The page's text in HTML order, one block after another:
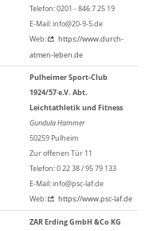
Telefon: 0201 - 846 7 25 19
E-Mail: info@20-9-5.de
Web:
https://www.durch-
atmen-leben.de
Pulheimer Sport-Club
1924/57 e.V. Abt.
Leichtathletik und Fitness
Gundula Hammer
50259 Pulheim
Zur offenen Tür 11
Telefon: 0 22 38 / 95 79 133
E-Mail: info@psc-laf.de
Web:
https://www.psc-laf.de
ZAR Erding GmbH &Co KG